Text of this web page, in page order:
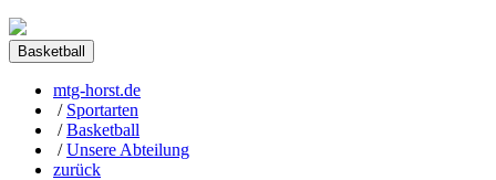
Basketball
mtg-horst.de
/ Sportarten
/Basketball
/Unsere Abteilung
zurück